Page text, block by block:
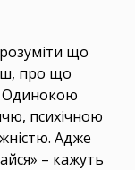
що
про що
Одинокою
психічною
Адже
– кажуть